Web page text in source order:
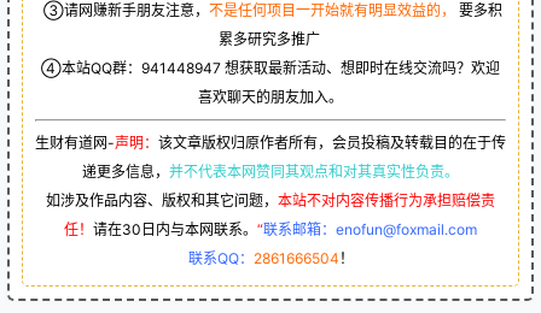
③请网赚新手朋友注意， 不是任何项目一开始就有明显效益的，
要多积
累多研究多推广
④本站QQ群： 941448947 想获取最新活动、想即时在线交流吗？欢迎
喜欢聊天的朋友加入。
生财有道网-声明： 该文章版权归原作者所有，会员投稿及转载目的在于传
递更多信息， 并不代表本网赞同其观点和对其真实性负责。
如涉及作品内容、版权和其它问题， 本站不对内容传播行为承担赔偿责
任！ 请在30日内与本网联系。 “联系邮箱：enofun@foxmail.com
联系QQ： 2861666504 ！